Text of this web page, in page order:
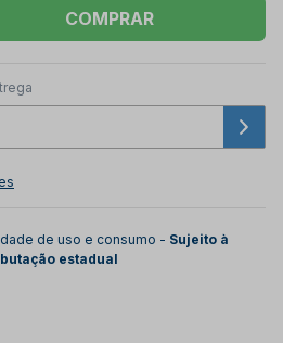
COMPRAR
de uso e consumo - Sujeito à
estadual